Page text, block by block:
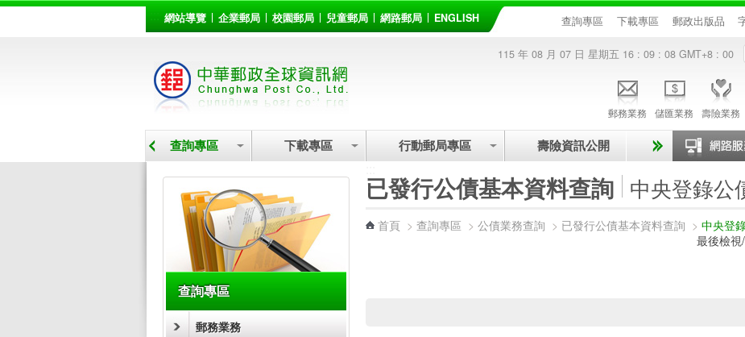
::: 網站導覽 企業郵局 校園郵局 兒童郵局 網路郵局 ENGLISH 查詢專區 下載專區 郵政出版品
115 年 08 月 07 日 星期五 16 : 09 : 08 GMT+8 : 00
郵務業務 儲匯業務 壽險業務
查詢專區 下載專區 行動郵局專區 壽險資訊公開
查詢專區
郵務業務
已發行公債基本資料查詢 中央登錄公
首頁 > 查詢專區 > 公債業務查詢 > 已發行公債基本資料查詢 > 中央登
最後檢